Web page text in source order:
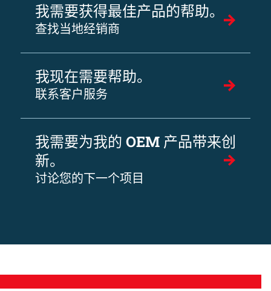
我需要获得最佳产品的帮助。
查找当地经销商
我现在需要帮助。
联系客户服务
我需要为我的 OEM 产品带来创
新。
讨论您的下一个项目